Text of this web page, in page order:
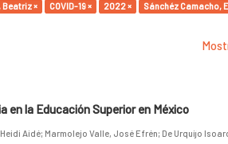
Beatriz × COVID-19 × 2022 ×
Sánchéz Camacho,
en la Educación Superior en México
Aidé; Marmolejo Valle, José Efrén; De Urquijo